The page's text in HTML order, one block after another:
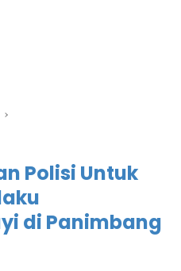
Polisi Untuk
di Panimbang